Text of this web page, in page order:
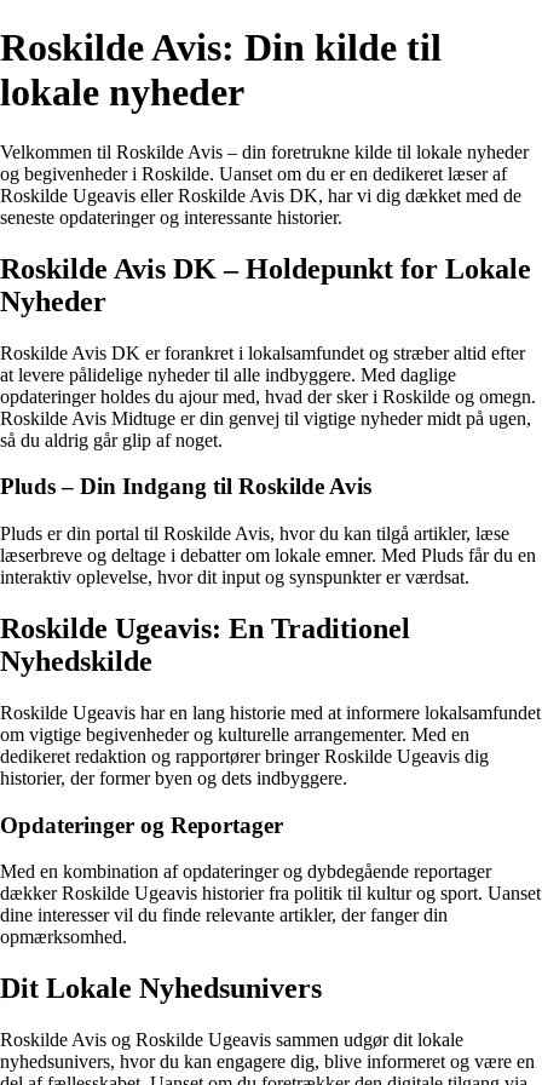
Roskilde Avis: Din kilde til
lokale nyheder
Velkommen til Roskilde Avis – din foretrukne kilde til lokale nyheder
og begivenheder i Roskilde. Uanset om du er en dedikeret læser af
Roskilde Ugeavis eller Roskilde Avis DK, har vi dig dækket med de
seneste opdateringer og interessante historier.
Roskilde Avis DK – Holdepunkt for Lokale
Nyheder
Roskilde Avis DK er forankret i lokalsamfundet og stræber altid efter
at levere pålidelige nyheder til alle indbyggere. Med daglige
opdateringer holdes du ajour med, hvad der sker i Roskilde og omegn.
Roskilde Avis Midtuge er din genvej til vigtige nyheder midt på ugen,
så du aldrig går glip af noget.
Pluds – Din Indgang til Roskilde Avis
Pluds er din portal til Roskilde Avis, hvor du kan tilgå artikler, læse
læserbreve og deltage i debatter om lokale emner. Med Pluds får du en
interaktiv oplevelse, hvor dit input og synspunkter er værdsat.
Roskilde Ugeavis: En Traditionel
Nyhedskilde
Roskilde Ugeavis har en lang historie med at informere lokalsamfundet
om vigtige begivenheder og kulturelle arrangementer. Med en
dedikeret redaktion og rapportører bringer Roskilde Ugeavis dig
historier, der former byen og dets indbyggere.
Opdateringer og Reportager
Med en kombination af opdateringer og dybdegående reportager
dækker Roskilde Ugeavis historier fra politik til kultur og sport. Uanset
dine interesser vil du finde relevante artikler, der fanger din
opmærksomhed.
Dit Lokale Nyhedsunivers
Roskilde Avis og Roskilde Ugeavis sammen udgør dit lokale
nyhedsunivers, hvor du kan engagere dig, blive informeret og være en